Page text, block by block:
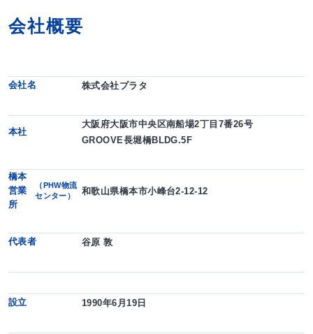
会社概要
会社名 株式会社プラタ
本社
大阪府大阪市中央区南船場2丁目7番26号
GROOVE長堀橋BLDG.5F
橋本
営業
所
（PHW物流
センター）
和歌山県橋本市小峰台2-12-12
代表者 谷原 敦
設立 1990年6月19日